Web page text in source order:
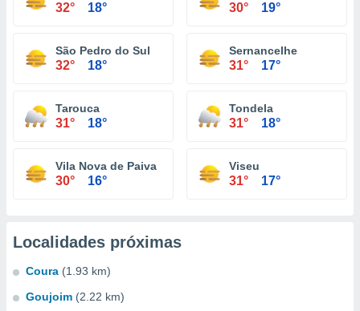
32° 18° 30° 19°
São Pedro do Sul
32° 18°
Sernancelhe
31° 17°
Tarouca
31° 18°
Tondela
31° 18°
Vila Nova de Paiva
30° 16°
Viseu
31° 17°
Localidades próximas
Coura (1.93 km)
Goujoim (2.22 km)